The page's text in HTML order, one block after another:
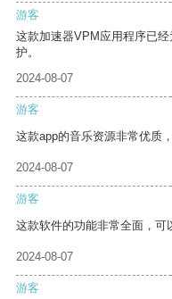
游客
这款加速器VPM应用程序已
护。
2024-08-07
游客
这款app的音乐资源非常优质
2024-08-07
游客
这款软件的功能非常全面，可
2024-08-07
游客